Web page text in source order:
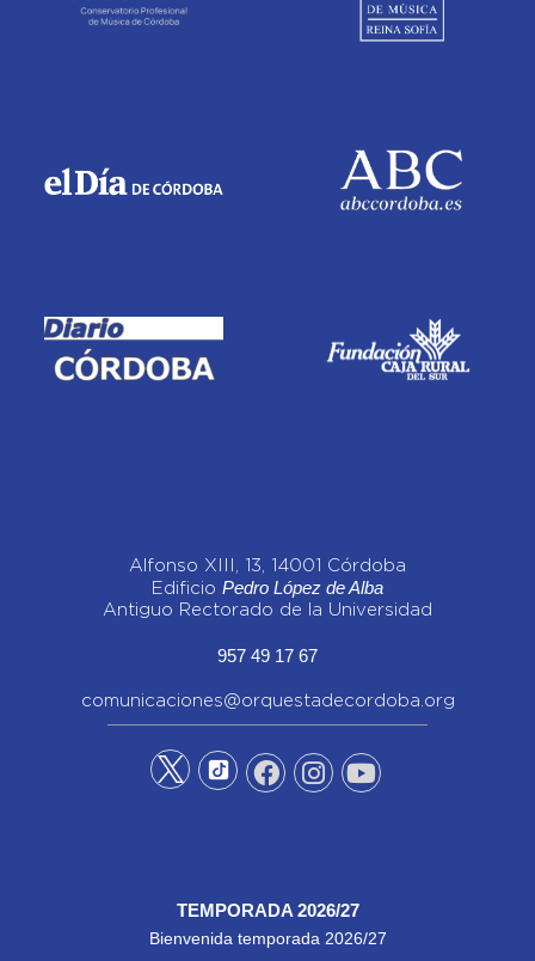
Alfonso XIII, 13, 14001 Córdoba
Edificio Pedro López de Alba
Antiguo Rectorado de la Universidad
957 49 17 67
comunicaciones@orquestadecordoba.org
TEMPORADA 2026/27
Bienvenida temporada 2026/27